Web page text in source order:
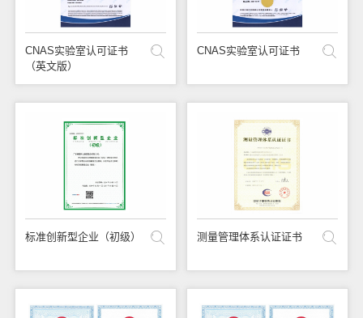
CNAS实验室认可证书
（英文版）
CNAS实验室认可证书
标准创新型企业（初级） 测量管理体系认证证书